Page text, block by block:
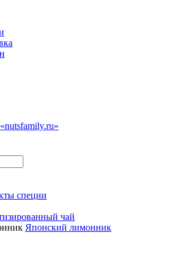
специи
чай
Японский лимонник